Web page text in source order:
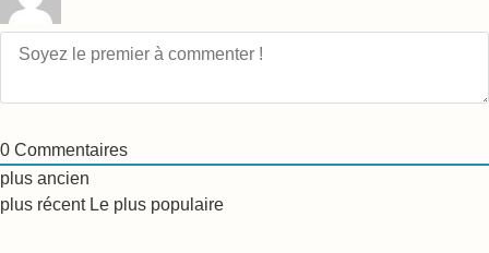
0 Commentaires
plus ancien
plus récent Le plus populaire